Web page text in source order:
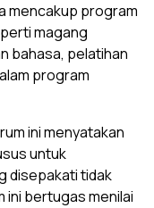
mencakup program
magang
bahasa, pelatihan
program
ini menyatakan
untuk
disepakati tidak
ini bertugas menilai